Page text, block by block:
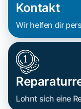
Kontakt
Wir helfen dir
Lohnt sich eine